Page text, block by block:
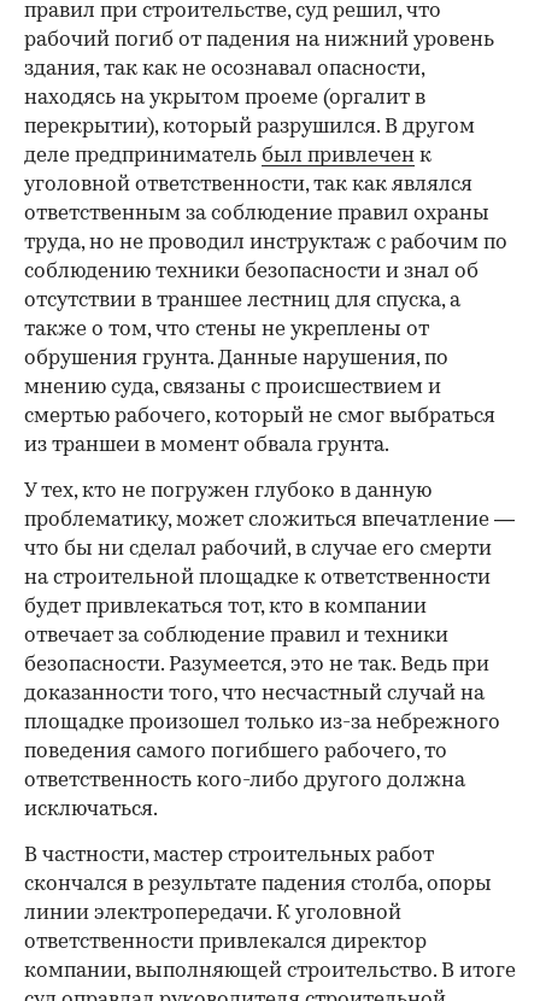
правил при строительстве, суд решил, что
рабочий погиб от падения на нижний уровень
здания, так как не осознавал опасности,
находясь на укрытом проеме (оргалит в
перекрытии), который разрушился. В другом
деле предприниматель был привлечен к
уголовной ответственности, так как являлся
ответственным за соблюдение правил охраны
труда, но не проводил инструктаж с рабочим по
соблюдению техники безопасности и знал об
отсутствии в траншее лестниц для спуска, а
также о том, что стены не укреплены от
обрушения грунта. Данные нарушения, по
мнению суда, связаны с происшествием и
смертью рабочего, который не смог выбраться
из траншеи в момент обвала грунта.
У тех, кто не погружен глубоко в данную
проблематику, может сложиться впечатление —
что бы ни сделал рабочий, в случае его смерти
на строительной площадке к ответственности
будет привлекаться тот, кто в компании
отвечает за соблюдение правил и техники
безопасности. Разумеется, это не так. Ведь при
доказанности того, что несчастный случай на
площадке произошел только из-за небрежного
поведения самого погибшего рабочего, то
ответственность кого-либо другого должна
исключаться.
В частности, мастер строительных работ
скончался в результате падения столба, опоры
линии электропередачи. К уголовной
ответственности привлекался директор
компании, выполняющей строительство. В итоге